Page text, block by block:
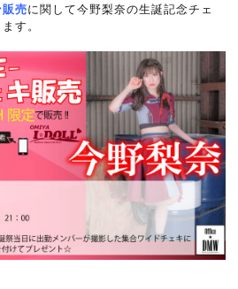
売に関して今野梨奈の生誕記念チェ
す。